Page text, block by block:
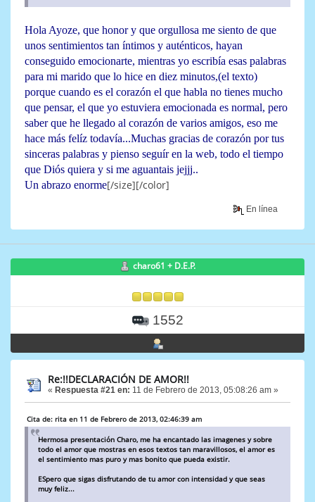
Hola Ayoze, que honor y que orgullosa me siento de que
unos sentimientos tan íntimos y auténticos, hayan
conseguido emocionarte, mientras yo escribía esas palabras
para mi marido que lo hice en diez minutos,(el texto)
porque cuando es el corazón el que habla no tienes mucho
que pensar, el que yo estuviera emocionada es normal, pero
saber que he llegado al corazón de varios amigos, eso me
hace más felíz todavía...Muchas gracias de corazón por tus
sinceras palabras y pienso seguír en la web, todo el tiempo
que Diós quiera y si me aguantais jejjj..
Un abrazo enorme[/size][/color]
En línea
charo61 + D.E.P.
1552
Re:!!DECLARACIÓN DE AMOR!!
« Respuesta #21 en: 11 de Febrero de 2013, 05:08:26 am »
Cita de: rita en 11 de Febrero de 2013, 02:46:39 am
Hermosa presentación Charo, me ha encantado las imagenes y sobre
todo el amor que mostras en esos textos tan maravillosos, el amor es
el sentimiento mas puro y mas bonito que pueda existir.
ESpero que sigas disfrutando de tu amor con intensidad y que seas
muy feliz...